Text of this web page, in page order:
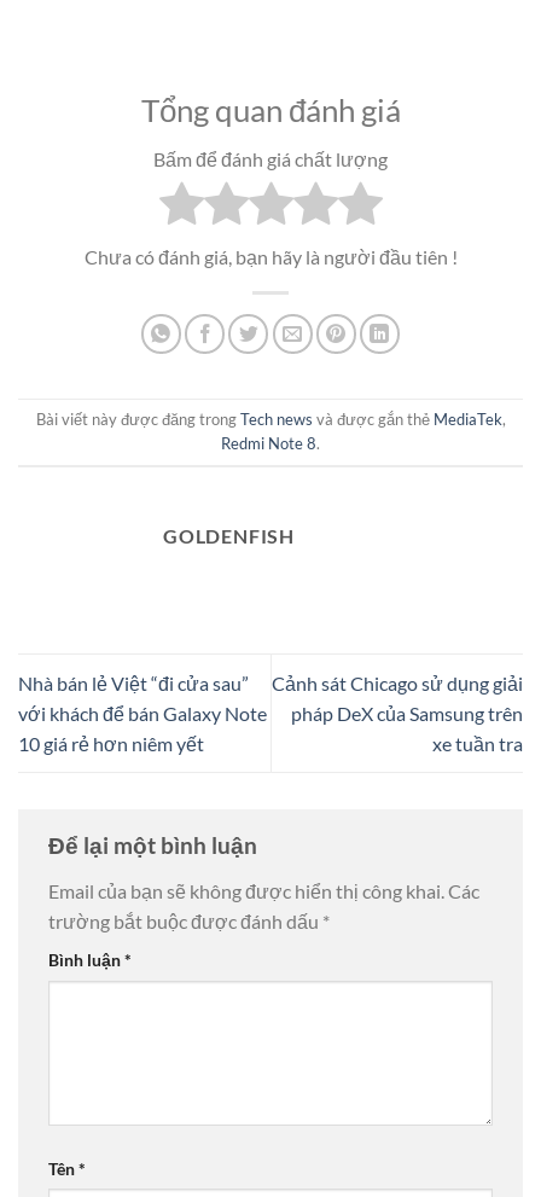
Tổng quan đánh giá
Bấm để đánh giá chất lượng
Chưa có đánh giá, bạn hãy là người đầu tiên !
Bài viết này được đăng trongTech news và được gắn thẻ MediaTek,
Redmi Note 8.
GOLDENFISH
Nhà bán lẻ Việt “đi cửa sau”
với khách để bán Galaxy Note
10 giá rẻ hơn niêm yết
Cảnh sát Chicago sử dụng giải
pháp DeX của Samsung trên
xe tuần tra
Để lại một bình luận
Email của bạn sẽ không được hiển thị công khai.Các
trường bắt buộc được đánh dấu *
Bình luận*
Tên*